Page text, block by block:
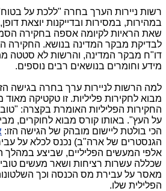
רשות ניירות הערך בחרה "ללכת על
במהירות, במסירות ובדייקנות יוצאת דופן,
שאת הראיות לקיומה אספה בחקירה
לבדיקת מבקר המדינה בנושא. החקירה
דו"ח מבקר המדינה, והרשות לא סטטה
מידע וחומרים בנושאים רבים נוספים.
למה הרשות לניירות ערך בחרה בגישה
מבוא לחקירות פליליות. זו טקטיקה מאוד
על העץ". באותו קורס מבוא לחוקרים,
הכי בולטת ליישום מובהק של הגישה הזו:
הגנסטרים של ארה"ב) נכנס לכלא על
אלפי המעשים הפליליים, שביצע במהלך
מאסר על עבירת מס הכנסה וכך
הפלילית שלו.